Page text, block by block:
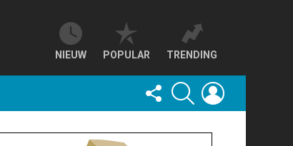
NIEUW POPULAR TRENDING
FOLLOW
US
SEARCH